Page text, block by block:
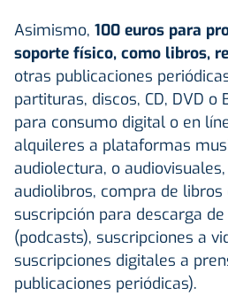
Asimismo, 100 euros para
soporte físico, como libros,
otras publicaciones
partituras, discos, CD, DVD o
para consumo digital o en
alquileres a plataformas
audiolectura, o
audiolibros, compra de libros
suscripción para descarga
(podcasts), suscripciones a
suscripciones digitales a
publicaciones periódicas).